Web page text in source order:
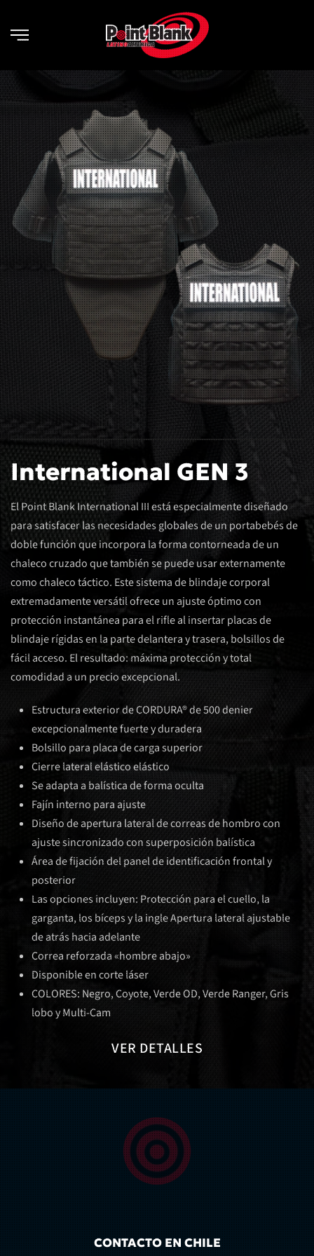
Skip to main content
International GEN 3
El Point Blank International III está especialmente diseñado
para satisfacer las necesidades globales de un portabebés de
doble función que incorpora la forma contorneada de un
chaleco cruzado que también se puede usar externamente
como chaleco táctico. Este sistema de blindaje corporal
extremadamente versátil ofrece un ajuste óptimo con
protección instantánea para el rifle al insertar placas de
blindaje rígidas en la parte delantera y trasera, bolsillos de
fácil acceso. El resultado: máxima protección y total
comodidad a un precio excepcional.
Estructura exterior de CORDURA® de 500 denier
excepcionalmente fuerte y duradera
Bolsillo para placa de carga superior
Cierre lateral elástico elástico
Se adapta a balística de forma oculta
Fajín interno para ajuste
Diseño de apertura lateral de correas de hombro con
ajuste sincronizado con superposición balística
Área de fijación del panel de identificación frontal y
posterior
Las opciones incluyen: Protección para el cuello, la
garganta, los bíceps y la ingle Apertura lateral ajustable
de atrás hacia adelante
Correa reforzada «hombre abajo»
Disponible en corte láser
COLORES: Negro, Coyote, Verde OD, Verde Ranger, Gris
lobo y Multi-Cam
VER DETALLES
CONTACTO EN CHILE